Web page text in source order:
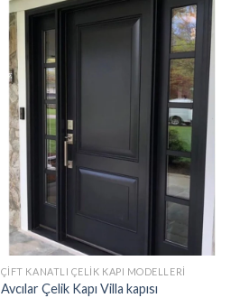
ÇIFT KANATLI ÇELIK KAPI MODELLERI
Avcılar Çelik Kapı Villa kapısı